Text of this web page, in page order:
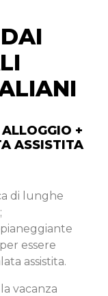
+
ASSISTITA
di lunghe
essere
assistita.
vacanza